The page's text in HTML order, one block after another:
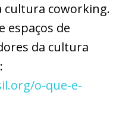
cultura coworking.
espaços de
da cultura
o-que-e-